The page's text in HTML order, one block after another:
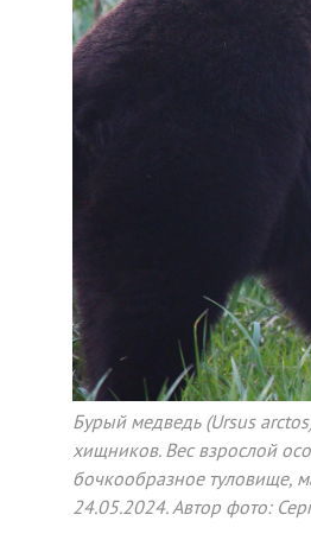
Бурый медведь (Ursus
хищников. Вес взрослой
бочкообразное туловище,
24.05.2024. Автор фото: